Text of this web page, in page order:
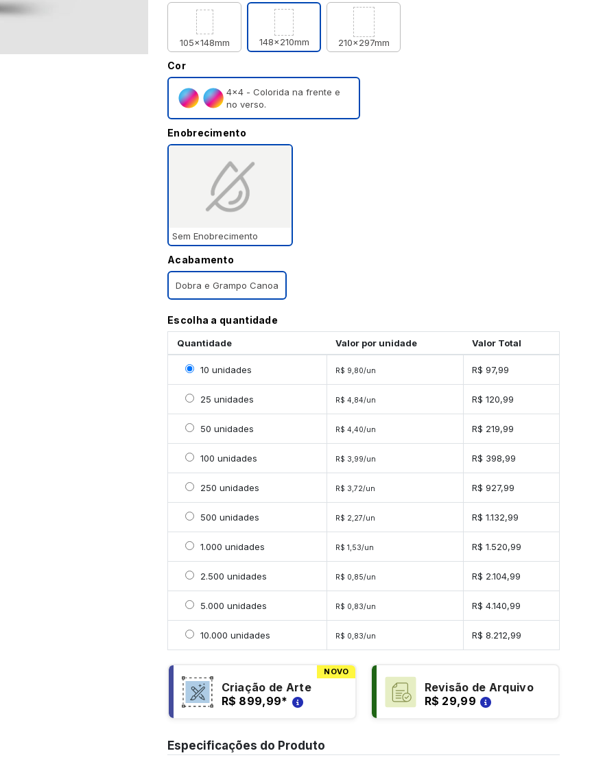
105x148mm 148x210mm 210x297mm
Cor
4×4 - Colorida na frente e
no verso.
Enobrecimento
Sem Enobrecimento
Acabamento
Dobra e Grampo Canoa
Escolha a quantidade
Quantidade Valor por unidade Valor Total
Selecionar 10 unidades
10 unidades R$ 9,80/un R$ 97,99
Selecionar 25 unidades
25 unidades R$ 4,84/un R$ 120,99
Selecionar 50 unidades
50 unidades R$ 4,40/un R$ 219,99
Selecionar 100 unidades
100 unidades R$ 3,99/un R$ 398,99
Selecionar 250 unidades
250 unidades R$ 3,72/un R$ 927,99
Selecionar 500 unidades
500 unidades R$ 2,27/un R$ 1.132,99
Selecionar 1000 unidades
1.000 unidades R$ 1,53/un R$ 1.520,99
Selecionar 2500 unidades
2.500 unidades R$ 0,85/un R$ 2.104,99
Selecionar 5000 unidades
5.000 unidades R$ 0,83/un R$ 4.140,99
Selecionar 10000 unidades
10.000 unidades R$ 0,83/un R$ 8.212,99
NOVO
Criação de Arte
R$ 899,99*
Revisão de Arquivo
R$ 29,99
Especificações do Produto